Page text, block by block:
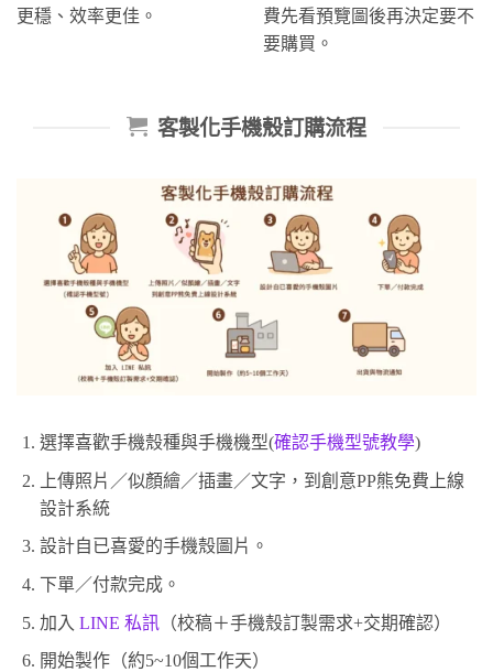
更穩、效率更佳。
費先看預覽圖後再決定要不
要購買。
客製化手機殼訂購流程
選擇喜歡手機殼種與手機機型(確認手機型號教學)
上傳照片／似顏繪／插畫／文字，到創意PP熊免費上線
設計系統
設計自已喜愛的手機殼圖片。
下單／付款完成。
加入 LINE 私訊（校稿＋手機殼訂製需求+交期確認）
開始製作（約5~10個工作天）